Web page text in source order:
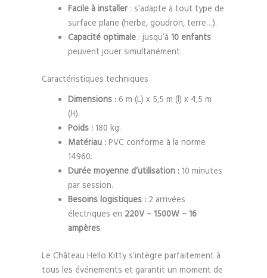
Facile à installer: s’adapte à tout type de
surface plane (herbe, goudron, terre…).
Capacité optimale: jusqu’à 10 enfants
peuvent jouer simultanément.
Caractéristiques techniques
Dimensions :6 m (L) x 5,5 m (l) x 4,5 m
(H).
Poids :180 kg.
Matériau :PVC conforme à la norme
14960.
Durée moyenne d’utilisation :10 minutes
par session.
Besoins logistiques :2 arrivées
électriques en 220V – 1500W – 16
ampères.
Le Château Hello Kitty s’intègre parfaitement à
tous les événements et garantit un moment de